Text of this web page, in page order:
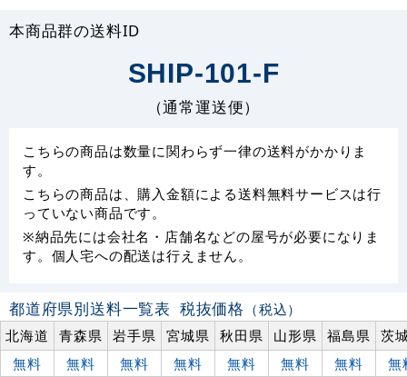
本商品群の送料ID
SHIP-101-F
（通常運送便）
こちらの商品は数量に関わらず一律の送料がかかりま
す。
こちらの商品は、購入金額による送料無料サービスは行
っていない商品です。
※納品先には会社名・店舗名などの屋号が必要になりま
す。個人宅への配送は行えません。
都道府県別送料一覧表 税抜価格 （税込）
北海道
青森県 岩手県 宮城県 秋田県 山形県 福島県
茨
無料
無料 無料 無料 無料 無料 無料
無